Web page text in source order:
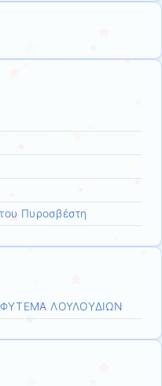
Πυροσβέστη
ΦΥΤΕΜΑ ΛΟΥΛΟΥΔΙΩΝ